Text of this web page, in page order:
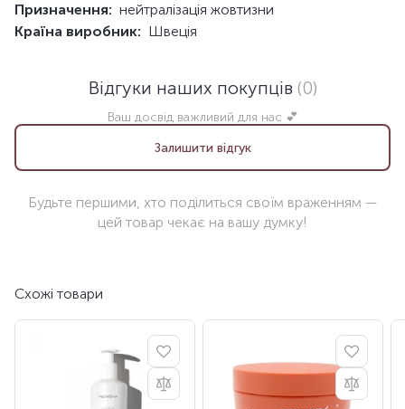
Призначення: нейтралізація жовтизни
Країна виробник: Швеція
Відгуки наших покупців (0)
Ваш досвід важливий для нас 💕
Залишити відгук
Будьте першими, хто поділиться своїм враженням —
цей товар чекає на вашу думку!
Схожі товари